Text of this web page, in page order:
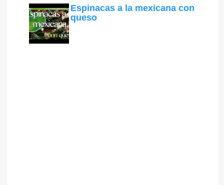
Espinacas a la mexicana con
queso